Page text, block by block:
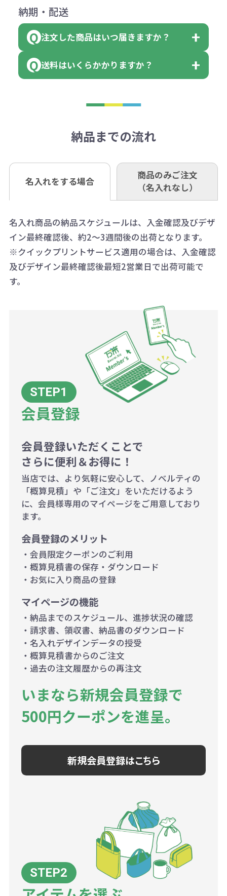
に必要な個数を入力ください。
※10個単位など購入できる単位が決
はまらない数を入力すると、アラー
アラートに従って数を調整してくだ
ください。
（商品の状態により、対応が変わる
※不良商品をご返却いただけない場
います。あらかじめご了承くださ
※不良商品は商品到着後7営業日以
お問合せ先
AM10:00～PM5:00（土・日・祝日を
除く平日）
×色数
※例えば2色印刷の場合には、名入
れ費用が2倍、製版代が2倍必要で
す。
相談下さい。
なお、印刷代はボリュームディスカ
同じ版で多くの数量を印刷すると、1
個当たりの印刷代単価がお安くなり
一方、数量が少なく一定数に満たな
い場合は、単価計算ではなく、印刷
代の基本料金を一式頂戴する場合が
商品や印刷方法によって異なります
ので、予めご了承ください。
例：200個未満（1式：18,000円）
200個~499個の場合：42円（1個
当たり）
500個~999個の場合：35円（1個
1,000個以上：28円（1個当た
り）
領収書のダウンロード
詳しくはこちらはご確認ください。
領収書のダウンロード
下記口座にお願いします。
■三菱UFJ銀行
小田井支店（おたいしてん）
■ゆうちょ銀行（振替口座）
口座名 株式会社モノベーション
※振り込み手数料はお客さま負担と
なりますのでご注意ください。
納期・配送
注文した商品はいつ届きますか？
既製品の場合、ご入金確認後3営業
ご入金確認後約3週間となります。
定しているものもあります。
あれば、午前中までにご注文とご入
金いただければ翌日着でお送りする
お急ぎの場合、ご相談ください。最
大限努力いたします。
送料はいくらかかりますか？
き別途申し受けます。
も複数ヶ所への納品の場合、別途送
料頂戴する場合がございます。
詳細はこちらご確認ください。
配送について
納品までの流れ
名入れをする場合
商品のみご注文
（名入れなし）
名入れ商品の納品スケジュールは、入金確認及びデザ
イン最終確認後、約2～3週間後の出荷となります。
※クイックプリントサービス適用の場合は、入金確認
及びデザイン最終確認後最短2営業日で出荷可能で
す。
会員登録
会員登録いただくことで
さらに便利＆お得に！
当店では、より気軽に安心して、ノベルティの
「概算見積」や「ご注文」をいただけるよう
に、会員様専用のマイページをご用意しており
ます。
会員登録のメリット
・会員限定クーポンのご利用
・概算見積書の保存・ダウンロード
・お気に入り商品の登録
マイページの機能
・納品までのスケジュール、進捗状況の確認
・請求書、領収書、納品書のダウンロード
・名入れデザインデータの授受
・概算見積書からのご注文
・過去の注文履歴からの再注文
いまなら新規会員登録で
500円クーポンを進呈。
新規会員登録はこちら